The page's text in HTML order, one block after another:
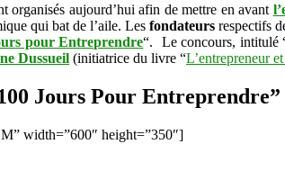
organisés aujourd’hui afin de mettre en avant
qui bat de l’aile. Lesfondateurs respectifs
pour Entreprendre“. Le concours, intitulé
Dussueil (initiatrice du livre “L’entrepreneur
Jours Pour Entreprendre”
width=”600″ height=”350″]